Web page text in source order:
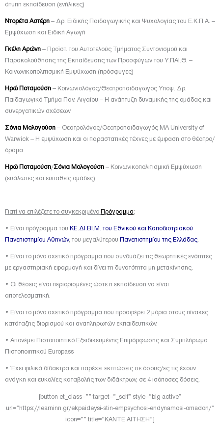
άτυπη εκπαίδευση (ενήλικες)
Ντορέτα Αστέρη – Δρ. Ειδικής Παιδαγωγικής και Ψυχολογίας του Ε.Κ.Π.Α. –
Εμψύχωση και Ειδική Αγωγή
Γκέλη Αρώνη – Προϊστ. του Αυτοτελούς Τμήματος Συντονισμού και
Παρακολούθησης της Εκπαίδευσης των Προσφύγων του Υ.ΠΑΙ.Θ. –
Κοινωνικοπολιτισμική Εμψύχωση (πρόσφυγες)
Ηρώ Ποταμούση – Κοινωνιολόγος/Θεατροπαιδαγωγος Υποψ. Δρ.
Παιδαγωγικό Τμήμα Παν. Αιγαίου – Η ανάπτυξη δυναμικής της ομάδας και
συνεργατικών σχέσεων
Σόνια Μολογούση – Θεατρολόγος/Θεατροπαιδαγωγός ΜΑ University of
Warwick – Η εμψύχωση και οι παραστατικές τέχνες με έμφαση στο θέατρο/
δράμα
Ηρώ Ποταμούση/Σόνια Μολογούση – Κοινωνικοπολιτισμική Εμψύχωση
(ευάλωτες και ευπαθείς ομάδες)
Γιατί να επιλέξετε το συγκεκριμένο Πρόγραμμα;
• Είναι πρόγραμμα του ΚΕ.ΔΙ.ΒΙ.Μ. του Εθνικού και Καποδιστριακού
Πανεπιστημίου Αθηνών, του μεγαλύτερου Πανεπιστημίου της Ελλάδας
• Είναι το μόνο σχετικό πρόγραμμα που συνδυάζει τις θεωρητικές ενότητες
με εργαστηριακή εφαρμογή και δίνει τη δυνατότητα μη μετακίνησης.
• Οι θέσεις είναι περιορισμένες ώστε η εκπαίδευση να είναι
αποτελεσματική.
• Είναι το μόνο σχετικό πρόγραμμα που προσφέρει 2 μόρια στους πίνακες
κατάταξης διορισμού και αναπληρωτών εκπαιδευτικών.
• Απονέμει Πιστοποιητικό Εξειδικευμένης Επιμόρφωσης και Συμπλήρωμα
Πιστοποιητικού Europass
• Έχει φιλικά δίδακτρα και παρέχει εκπτώσεις σε όσους/ες τις έχουν
ανάγκη και ευκολίες καταβολής των διδάκτρων, σε 4 ισόποσες δόσεις.
[button et_class=”” target=”_self” style=”big active”
url=”https://learninn.gr/ekpaideysi-stin-empsychosi-endynamosi-omadon/”
icon=”” title=”ΚΑΝΤΕ ΑΙΤΗΣΗ”]